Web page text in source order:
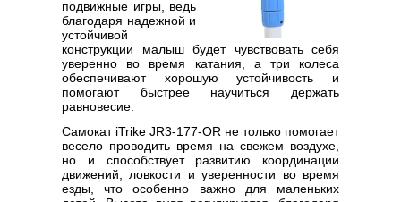
подвижные игры, ведь
благодаря надежной и
устойчивой
конструкции малыш будет чувствовать себя
уверенно во время катания, а три колеса
обеспечивают хорошую устойчивость и
помогают быстрее научиться держать
равновесие.
Самокат iTrike JR3-177-OR не только помогает
весело проводить время на свежем воздухе,
но и способствует развитию координации
движений, ловкости и уверенности во время
езды, что особенно важно для маленьких